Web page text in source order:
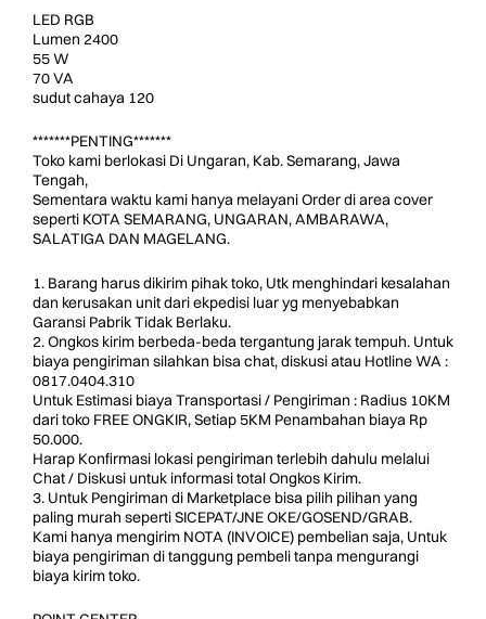
LED RGB
Lumen 2400
55 W
70 VA
sudut cahaya 120
*******PENTING*******
Toko kami berlokasi Di Ungaran, Kab. Semarang, Jawa
Tengah,
Sementara waktu kami hanya melayani Order di area cover
seperti KOTA SEMARANG, UNGARAN, AMBARAWA,
SALATIGA DAN MAGELANG.
1. Barang harus dikirim pihak toko, Utk menghindari kesalahan
dan kerusakan unit dari ekpedisi luar yg menyebabkan
Garansi Pabrik Tidak Berlaku.
2. Ongkos kirim berbeda-beda tergantung jarak tempuh. Untuk
biaya pengiriman silahkan bisa chat, diskusi atau Hotline WA :
0817.0404.310
Untuk Estimasi biaya Transportasi / Pengiriman : Radius 10KM
dari toko FREE ONGKIR, Setiap 5KM Penambahan biaya Rp
50.000.
Harap Konfirmasi lokasi pengiriman terlebih dahulu melalui
Chat / Diskusi untuk informasi total Ongkos Kirim.
3. Untuk Pengiriman di Marketplace bisa pilih pilihan yang
paling murah seperti SICEPAT/JNE OKE/GOSEND/GRAB.
Kami hanya mengirim NOTA (INVOICE) pembelian saja, Untuk
biaya pengiriman di tanggung pembeli tanpa mengurangi
biaya kirim toko.